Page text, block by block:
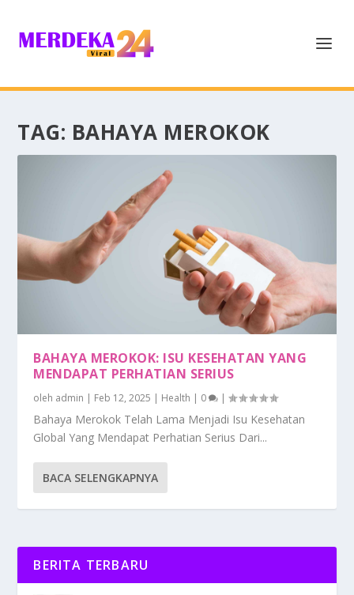
TAG: BAHAYA MEROKOK
BAHAYA MEROKOK: ISU KESEHATAN YANG
MENDAPAT PERHATIAN SERIUS
oleh admin | Feb 12, 2025 | Health | 0 |
Bahaya Merokok Telah Lama Menjadi Isu Kesehatan
Global Yang Mendapat Perhatian Serius Dari...
BACA SELENGKAPNYA
BERITA TERBARU